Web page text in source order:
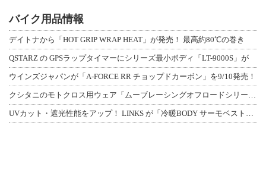
バイク用品情報
デイトナから「HOT GRIP WRAP HEAT」が発売！ 最高約80℃の巻き
QSTARZ の GPSラップタイマーにシリーズ最小ボディ「LT-9000S」が
ウインズジャパンが「A-FORCE RR チョップドカーボン」を9/10発売！